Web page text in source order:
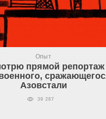
Опыт
прямой репортаж
Азовстали
39 287